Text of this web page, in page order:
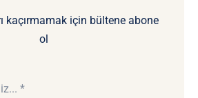
kaçırmamak için bültene abone
ol